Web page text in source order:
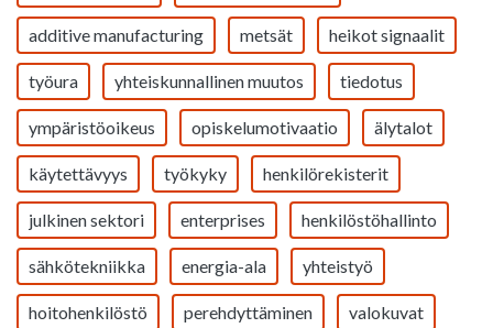
additive manufacturing metsät heikot signaalit
työura yhteiskunnallinen muutos tiedotus
ympäristöoikeus opiskelumotivaatio älytalot
käytettävyys työkyky henkilörekisterit
julkinen sektori enterprises henkilöstöhallinto
sähkötekniikka energia-ala yhteistyö
hoitohenkilöstö perehdyttäminen valokuvat